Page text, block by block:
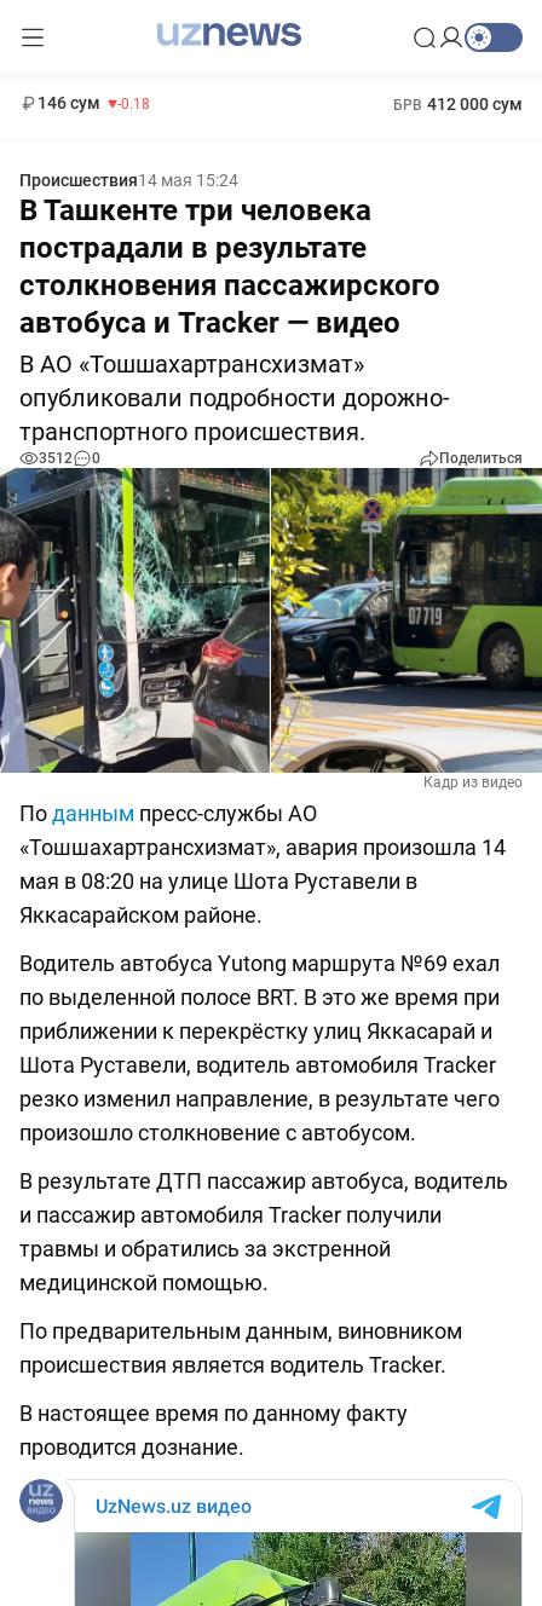
146 сум -0.18 БРВ 412 000 сум
Происшествия14 мая 15:24
В Ташкенте три человека
пострадали в результате
столкновения пассажирского
автобуса и Tracker — видео
В АО «Тошшахартрансхизмат»
опубликовали подробности дорожно-
транспортного происшествия.
3512 0 Поделиться
Кадр из видео
Поданным пресс-службы АО
«Тошшахартрансхизмат», авария произошла 14
мая в 08:20 на улице Шота Руставели в
Яккасарайском районе.
Водитель автобуса Yutong маршрута №69 ехал
по выделенной полосе BRT. В это же время при
приближении к перекрёстку улиц Яккасарай и
Шота Руставели, водитель автомобиля Tracker
резко изменил направление, в результате чего
произошло столкновение с автобусом.
В результате ДТП пассажир автобуса, водитель
и пассажир автомобиля Tracker получили
травмы и обратились за экстренной
медицинской помощью.
По предварительным данным, виновником
происшествия является водитель Tracker.
В настоящее время по данному факту
проводится дознание.